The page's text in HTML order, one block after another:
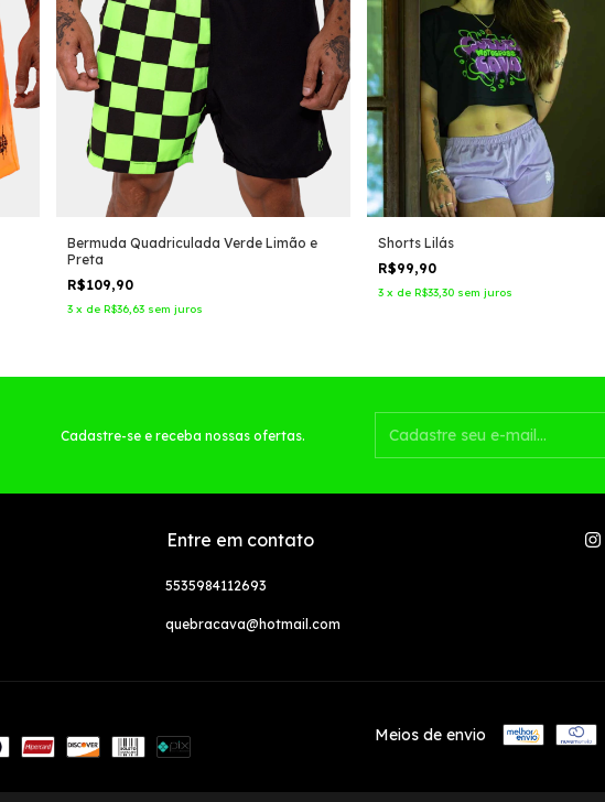
Bermuda Quadriculada Verde Limão e
Preta
R$109,90
3 x deR$36,63 sem juros
Shorts Lilás
R$99,90
3 x de R$33,30 sem juros
Cadastre-se e receba nossas ofertas.
Entre em contato
5535984112693
quebracava@hotmail.com
Meios de envio